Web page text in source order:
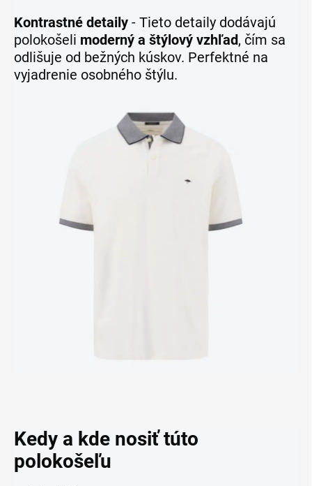
Kontrastné detaily - Tieto detaily dodávajú
polokošeli moderný a štýlový vzhľad, čím sa
odlišuje od bežných kúskov. Perfektné na
vyjadrenie osobného štýlu.
Kedy a kde nosiť túto
polokošeľu